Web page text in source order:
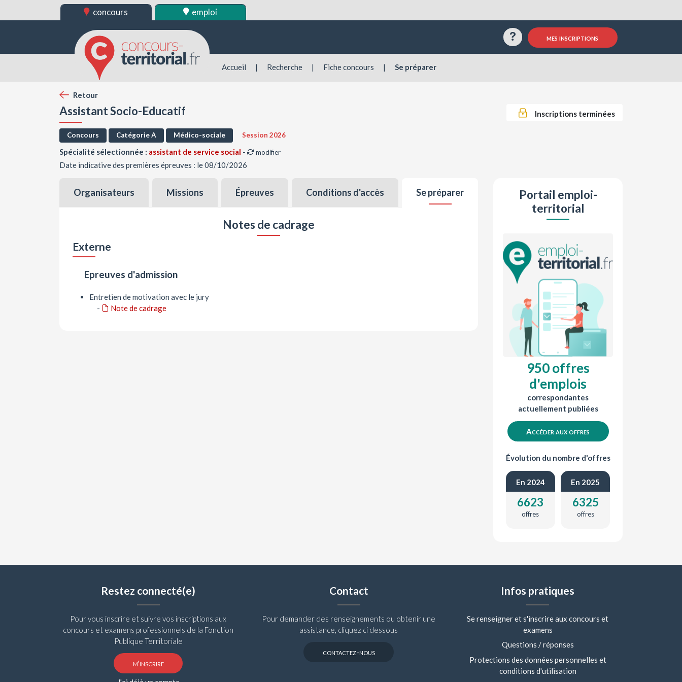
concours emploi
Questions / Réponses
mes inscriptions
Accueil | Recherche | Fiche concours | Se préparer
Retour
Assistant Socio-Educatif Inscriptions terminées
Concours Catégorie A Médico-sociale Session 2026
Spécialité sélectionnée : assistant de service social - modifier
Date indicative des premières épreuves : le 08/10/2026
Organisateurs Missions Épreuves Conditions d'accès Se préparer
Notes de cadrage
Externe
Epreuves d'admission
Entretien de motivation avec le jury
-
Note de cadrage
Portail emploi-
territorial
950 offres
d'emplois
correspondantes
actuellement publiées
Accéder aux offres
Évolution du nombre d'offres
En 2024
6623
offres
En 2025
6325
offres
Restez connecté(e)
Pour vous inscrire et suivre vos inscriptions aux
concours et examens professionnels de la Fonction
Publique Territoriale
m'inscrire
Contact
Pour demander des renseignements ou obtenir une
assistance, cliquez ci dessous
contactez-nous
Infos pratiques
Se renseigner et s'inscrire aux concours et
examens
Questions / réponses
Protections des données personnelles et
conditions d'utilisation